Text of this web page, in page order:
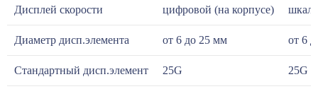
Дисплей скорости цифровой (на корпусе) шкала
Диаметр дисп.элемента от 6 до 25 мм от 6
Стандартный дисп.элемент 25G 25G